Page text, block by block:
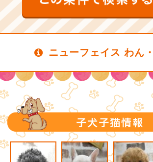
ニューフェイス わん